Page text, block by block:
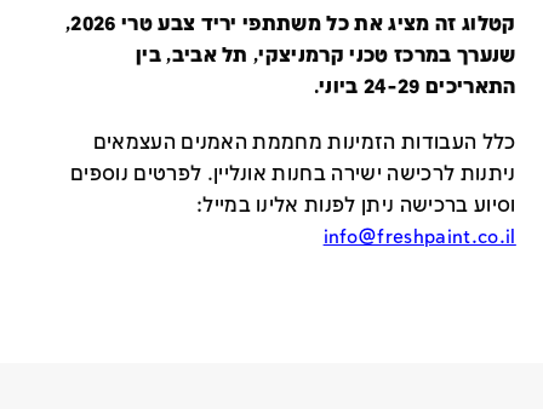
קטלוג זה מציג את כל משתתפי יריד צבע טרי 2026,
שנערך במרכז טכני קרמניצקי, תל אביב, בין
התאריכים 24-29 ביוני.
כלל העבודות הזמינות מחממת האמנים העצמאים
ניתנות לרכישה ישירה בחנות אונליין. לפרטים נוספים
וסיוע ברכישה ניתן לפנות אלינו במייל:
info@freshpaint.co.il